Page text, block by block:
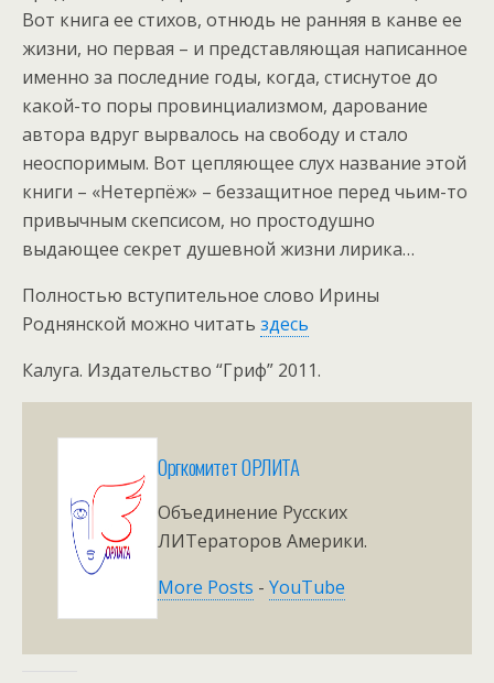
Вот книга ее стихов, отнюдь не ранняя в канве ее
жизни, но первая – и представляющая написанное
именно за последние годы, когда, стиснутое до
какой-то поры провинциализмом, дарование
автора вдруг вырвалось на свободу и стало
неоспоримым. Вот цепляющее слух название этой
книги – «Нетерпёж» – беззащитное перед чьим-то
привычным скепсисом, но простодушно
выдающее секрет душевной жизни лирика…
Полностью вступительное слово Ирины
Роднянской можно читать здесь
Калуга. Издательство “Гриф” 2011.
Оргкомитет ОРЛИТА
Объединение Русских
ЛИТераторов Америки.
More Posts -YouTube